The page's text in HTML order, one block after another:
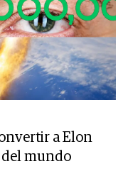
a Elon
mundo